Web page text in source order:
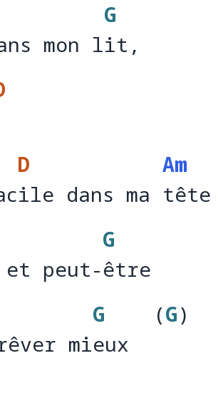
mon l
G
it
mon lit,
D
ile dans ma
Am
têt
dans ma tête
peut-
G
êt
et peut-être
mi
G
eux
(G)
mieux